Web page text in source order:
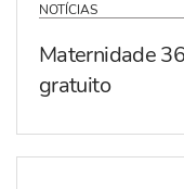
NOTÍCIAS
Maternidade
gratuito